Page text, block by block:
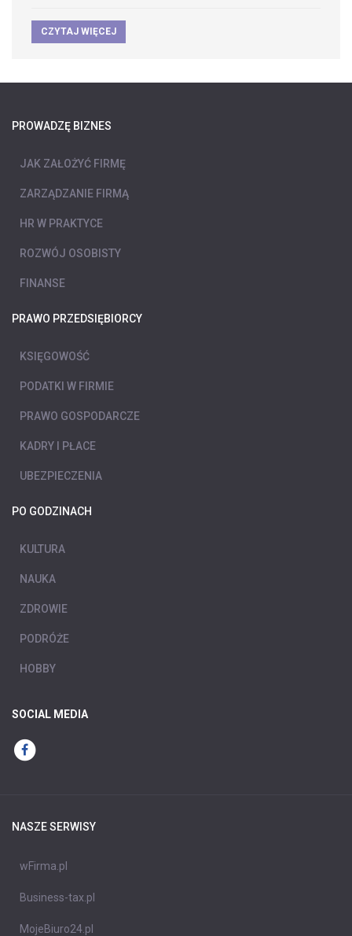
CZYTAJ WIĘCEJ
PROWADZĘ BIZNES
JAK ZAŁOŻYĆ FIRMĘ
ZARZĄDZANIE FIRMĄ
HR W PRAKTYCE
ROZWÓJ OSOBISTY
FINANSE
PRAWO PRZEDSIĘBIORCY
KSIĘGOWOŚĆ
PODATKI W FIRMIE
PRAWO GOSPODARCZE
KADRY I PŁACE
UBEZPIECZENIA
PO GODZINACH
KULTURA
NAUKA
ZDROWIE
PODRÓŻE
HOBBY
SOCIAL MEDIA
NASZE SERWISY
wFirma.pl
Business-tax.pl
MojeBiuro24.pl